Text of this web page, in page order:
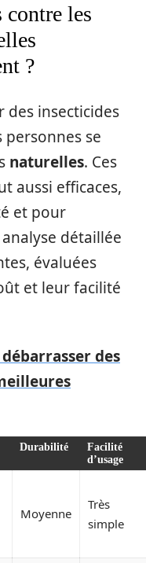
contre les
?
des insecticides
se
naturelles. Ces
aussi efficaces,
et pour
détaillée
évaluées
et leur facilité
débarrasser des
Durabilité
Facilité
d’usage
Moyenne
Très
simple